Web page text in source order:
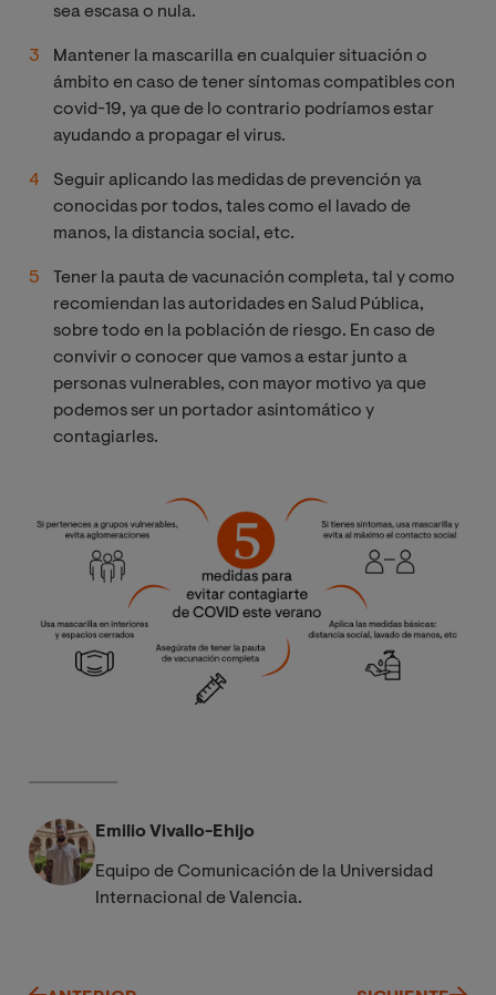
sea escasa o nula.
Mantener la mascarilla en cualquier situación o
ámbito en caso de tener síntomas compatibles con
covid-19, ya que de lo contrario podríamos estar
ayudando a propagar el virus.
Seguir aplicando las medidas de prevención ya
conocidas por todos, tales como el lavado de
manos, la distancia social, etc.
Tener la pauta de vacunación completa, tal y como
recomiendan las autoridades en Salud Pública,
sobre todo en la población de riesgo. En caso de
convivir o conocer que vamos a estar junto a
personas vulnerables, con mayor motivo ya que
podemos ser un portador asintomático y
contagiarles.
Emilio Vivallo-Ehijo
Equipo de Comunicación de la Universidad
Internacional de Valencia.